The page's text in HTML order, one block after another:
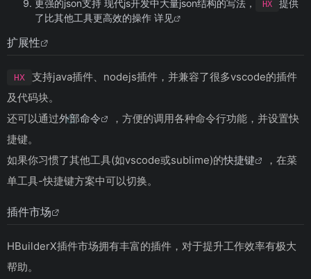
更强的json支持 现代js开发中大量json结构的写法，
HX
提供
了比其他工具更高效的操作 详见
扩展性
HX
支持java插件、nodejs插件，并兼容了很多vscode的插件
及代码块。
还可以通过外部命令
，方便的调用各种命令行功能，并设置快
捷键。
如果你习惯了其他工具(如vscode或sublime)的快捷键
，在菜
单工具-快捷键方案中可以切换。
插件市场
HBuilderX插件市场拥有丰富的插件，对于提升工作效率有极大
帮助。